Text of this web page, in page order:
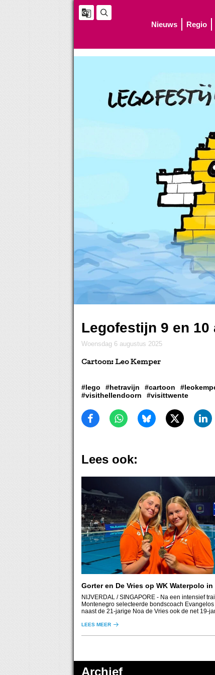
Nieuws Regio
Legofestijn 9 en
woensdag 6 augustus 2025
Cartoon: Leo Kemper
#lego #hetravijn #cartoon
#visithellendoorn
#visittwente
Lees ook:
Gorter en De Vries op WK Waterpolo
NIJVERDAL / SINGAPORE - Na een intensief
Montenegro selecteerde bondscoach
naast de 21-jarige Noa de Vries ook de net 19-
in Singapore.
LEES MEER
Archief